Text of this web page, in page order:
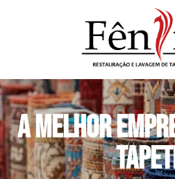
A Melhor